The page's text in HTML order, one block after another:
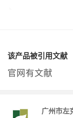
该产品被引用文献
官网有文献
广州市左